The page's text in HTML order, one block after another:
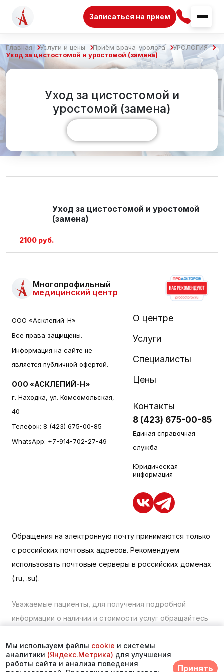
Записаться на прием
Главная Услуги и цены Приём врача-уролога
УРОЛОГИЯ
Уход за цистостомой и уростомой (замена)
Уход за цистостомой и
уростомой (замена)
Уход за цистостомой и уростомой
(замена)
2100 руб.
Многопрофильный
медицинский центр
ООО «Асклепий-Н»
Все права защищены.
Информация на сайте не
является публичной офертой.
ООО «АСКЛЕПИЙ-Н»
г. Находка, ул. Комсомольская,
40
Телефон: 8 (423) 675-00-85
WhatsApp: +7-914-702-27-49
О центре
Услуги
Специалисты
Цены
Контакты
8 (423) 675-00-85
Единая справочная
служба
Юридическая
информация
Обращения на электронную почту принимаются только
с российских почтовых адресов. Рекомендуем
использовать почтовые серверы в российских доменах
(.ru, .su).
Уважаемые пациенты, для получения подробной
информации о наличии и стоимости услуг обращайтесь
связи или по телефону в Находке:+7 (423) 675-00-85
Мы используем файлы cookie и системы
аналитики (Яндекс.Метрика) для улучшения
работы сайта и анализа поведения
Принять